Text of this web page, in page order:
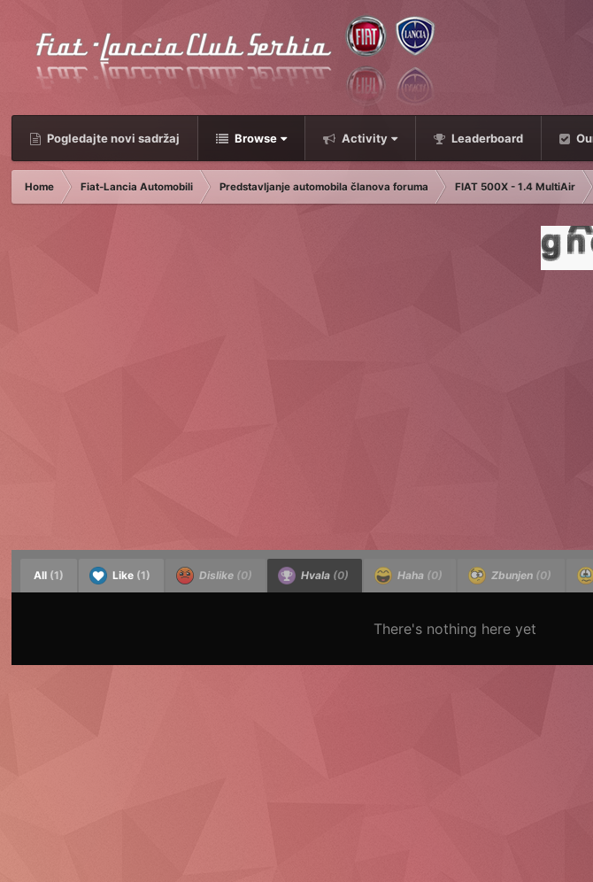
Pogledajte novi sadržaj Browse Activity Leaderboard
Home Fiat-Lancia Automobili Predstavljanje automobila članova foruma FIAT 500X - 1.4 MultiAir
All (1) Like (1) Dislike (0) Hvala (0) Haha (0) Zbunjen (0)
There's nothing here yet